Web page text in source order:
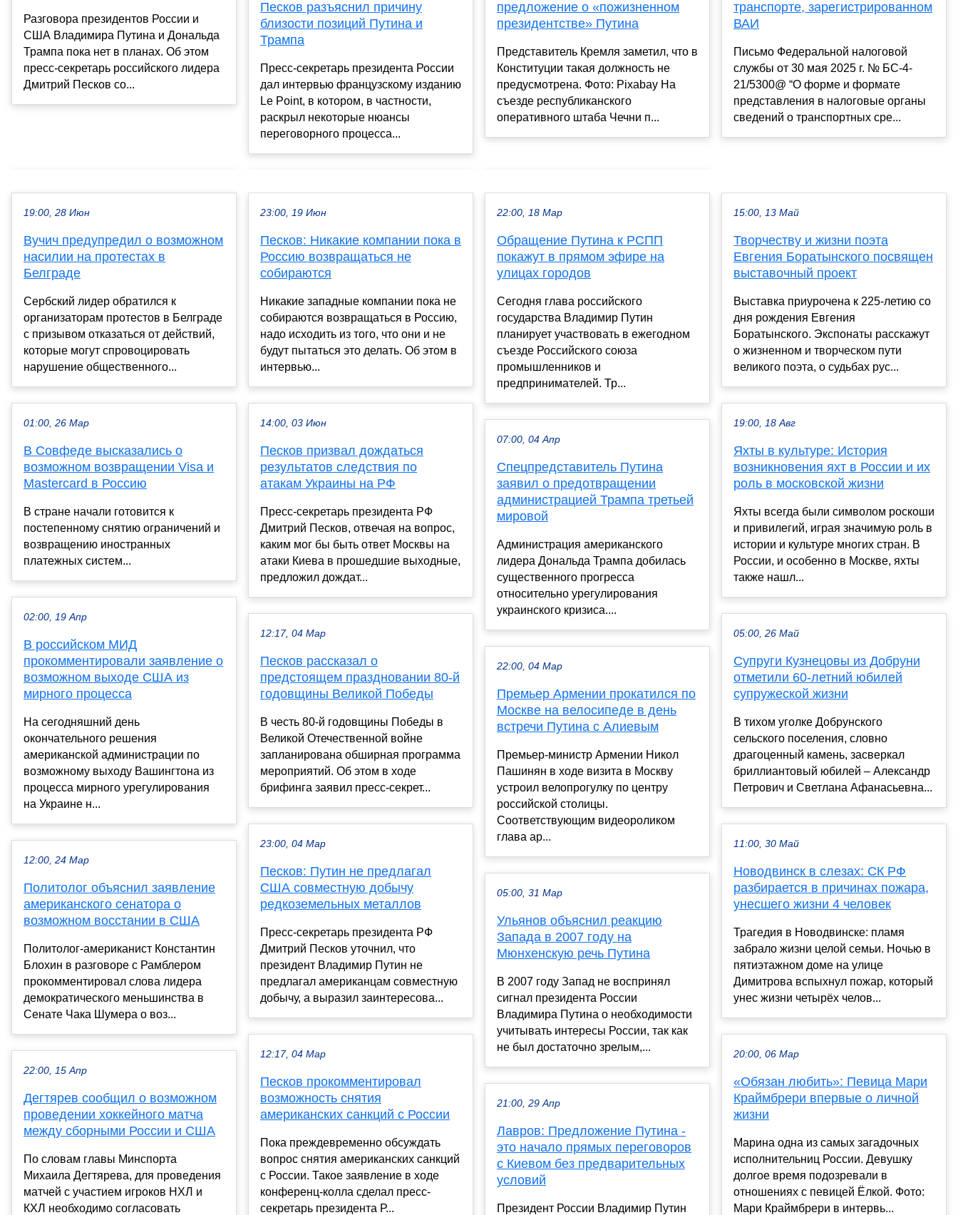
Разговора президентов России и
США Владимира Путина и Дональда
Трампа пока нет в планах. Об этом
пресс-секретарь российского лидера
Дмитрий Песков со...
Песков разъяснил причину
близости позиций Путина и
Трампа
Пресс-секретарь президента России
дал интервью французскому изданию
Le Point, в котором, в частности,
раскрыл некоторые нюансы
переговорного процесса...
предложение о «пожизненном
президентстве» Путина
Представитель Кремля заметил, что в
Конституции такая должность не
предусмотрена. Фото: Pixabay На
съезде республиканского
оперативного штаба Чечни п...
транспорте, зарегистрированном
ВАИ
Письмо Федеральной налоговой
службы от 30 мая 2025 г. № БС-4-
21/5300@ “О форме и формате
представления в налоговые органы
сведений о транспортных сре...
19:00, 28 Июн
Вучич предупредил о возможном
насилии на протестах в
Белграде
Сербский лидер обратился к
организаторам протестов в Белграде
с призывом отказаться от действий,
которые могут спровоцировать
нарушение общественного...
01:00, 26 Мар
В Совфеде высказались о
возможном возвращении Visa и
Mastercard в Россию
В стране начали готовится к
постепенному снятию ограничений и
возвращению иностранных
платежных систем...
02:00, 19 Апр
В российском МИД
прокомментировали заявление о
возможном выходе США из
мирного процесса
На сегодняшний день
окончательного решения
американской администрации по
возможному выходу Вашингтона из
процесса мирного урегулирования
на Украине н...
12:00, 24 Мар
Политолог объяснил заявление
американского сенатора о
возможном восстании в США
Политолог-американист Константин
Блохин в разговоре с Рамблером
прокомментировал слова лидера
демократического меньшинства в
Сенате Чака Шумера о воз...
22:00, 15 Апр
Дегтярев сообщил о возможном
проведении хоккейного матча
между сборными России и США
По словам главы Минспорта
Михаила Дегтярева, для проведения
матчей с участием игроков НХЛ и
КХЛ необходимо согласовать
23:00, 19 Июн
Песков: Никакие компании пока в
Россию возвращаться не
собираются
Никакие западные компании пока не
собираются возвращаться в Россию,
надо исходить из того, что они и не
будут пытаться это делать. Об этом в
интервью...
14:00, 03 Июн
Песков призвал дождаться
результатов следствия по
атакам Украины на РФ
Пресс-секретарь президента РФ
Дмитрий Песков, отвечая на вопрос,
каким мог бы быть ответ Москвы на
атаки Киева в прошедшие выходные,
предложил дождат...
12:17, 04 Мар
Песков рассказал о
предстоящем праздновании 80-й
годовщины Великой Победы
В честь 80-й годовщины Победы в
Великой Отечественной войне
запланирована обширная программа
мероприятий. Об этом в ходе
брифинга заявил пресс-секрет...
23:00, 04 Мар
Песков: Путин не предлагал
США совместную добычу
редкоземельных металлов
Пресс-секретарь президента РФ
Дмитрий Песков уточнил, что
президент Владимир Путин не
предлагал американцам совместную
добычу, а выразил заинтересова...
12:17, 04 Мар
Песков прокомментировал
возможность снятия
американских санкций с России
Пока преждевременно обсуждать
вопрос снятия американских санкций
с России. Такое заявление в ходе
конференц-колла сделал пресс-
секретарь президента Р...
22:00, 18 Мар
Обращение Путина к РСПП
покажут в прямом эфире на
улицах городов
Сегодня глава российского
государства Владимир Путин
планирует участвовать в ежегодном
съезде Российского союза
промышленников и
предпринимателей. Тр...
07:00, 04 Апр
Спецпредставитель Путина
заявил о предотвращении
администрацией Трампа третьей
мировой
Администрация американского
лидера Дональда Трампа добилась
существенного прогресса
относительно урегулирования
украинского кризиса....
22:00, 04 Мар
Премьер Армении прокатился по
Москве на велосипеде в день
встречи Путина с Алиевым
Премьер-министр Армении Никол
Пашинян в ходе визита в Москву
устроил велопрогулку по центру
российской столицы.
Соответствующим видеороликом
глава ар...
05:00, 31 Мар
Ульянов объяснил реакцию
Запада в 2007 году на
Мюнхенскую речь Путина
В 2007 году Запад не воспринял
сигнал президента России
Владимира Путина о необходимости
учитывать интересы России, так как
не был достаточно зрелым,...
21:00, 29 Апр
Лавров: Предложение Путина -
это начало прямых переговоров
с Киевом без предварительных
условий
Президент России Владимир Путин
15:00, 13 Май
Творчеству и жизни поэта
Евгения Боратынского посвящен
выставочный проект
Выставка приурочена к 225-летию со
дня рождения Евгения
Боратынского. Экспонаты расскажут
о жизненном и творческом пути
великого поэта, о судьбах рус...
19:00, 18 Авг
Яхты в культуре: История
возникновения яхт в России и их
роль в московской жизни
Яхты всегда были символом роскоши
и привилегий, играя значимую роль в
истории и культуре многих стран. В
России, и особенно в Москве, яхты
также нашл...
05:00, 26 Май
Супруги Кузнецовы из Добруни
отметили 60-летний юбилей
супружеской жизни
В тихом уголке Добрунского
сельского поселения, словно
драгоценный камень, засверкал
бриллиантовый юбилей – Александр
Петрович и Светлана Афанасьевна...
11:00, 30 Май
Новодвинск в слезах: СК РФ
разбирается в причинах пожара,
унесшего жизни 4 человек
Трагедия в Новодвинске: пламя
забрало жизни целой семьи. Ночью в
пятиэтажном доме на улице
Димитрова вспыхнул пожар, который
унес жизни четырёх челов...
20:00, 06 Мар
«Обязан любить»: Певица Мари
Краймбрери впервые о личной
жизни
Марина одна из самых загадочных
исполнительниц России. Девушку
долгое время подозревали в
отношениях с певицей Ёлкой. Фото:
Мари Краймбрери в интервь...